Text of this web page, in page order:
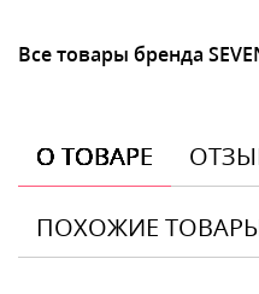
Все товары бренда
О ТОВАРЕ
ПОХОЖИЕ